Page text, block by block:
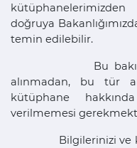
doğruya
temin edilebilir.
Bu bakımdan,
alınmadan, bu tür
kütüphane
verilmemesi
Bilgilerinizi ve